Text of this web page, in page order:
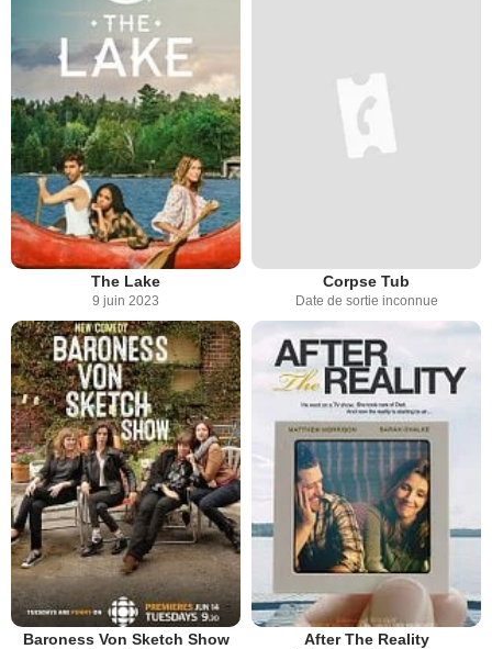
The Lake
9 juin 2023
Corpse Tub
Date de sortie inconnue
Baroness Von Sketch Show After The Reality